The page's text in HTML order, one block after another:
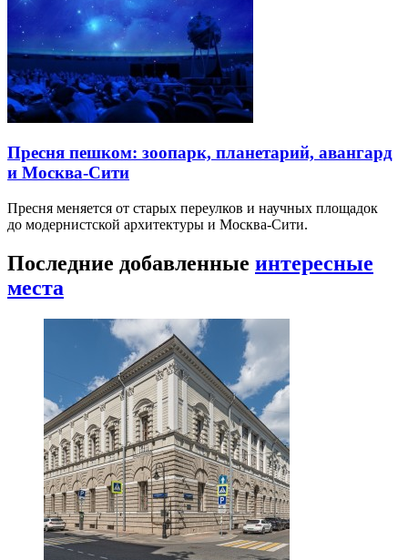
Пресня пешком: зоопарк, планетарий, авангард
и Москва-Сити
Пресня меняется от старых переулков и научных площадок
до модернистской архитектуры и Москва-Сити.
Последние добавленные интересные
места